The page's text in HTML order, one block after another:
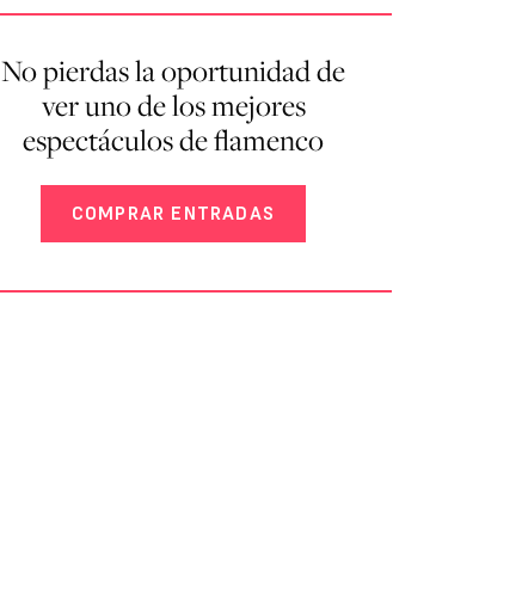
No pierdas la oportunidad de
ver uno de los mejores
espectáculos de flamenco
COMPRAR ENTRADAS